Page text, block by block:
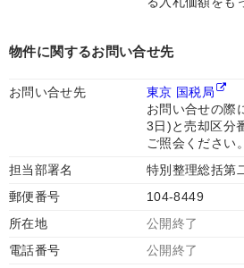
物件に関するお問い合せ先
お問い合せ先
東京 国税局
お問い合せの際
3日)と売却区分
ご照会ください。
担当部署名
特別整理総括第
郵便番号
104-8449
所在地
公開終了
電話番号
公開終了